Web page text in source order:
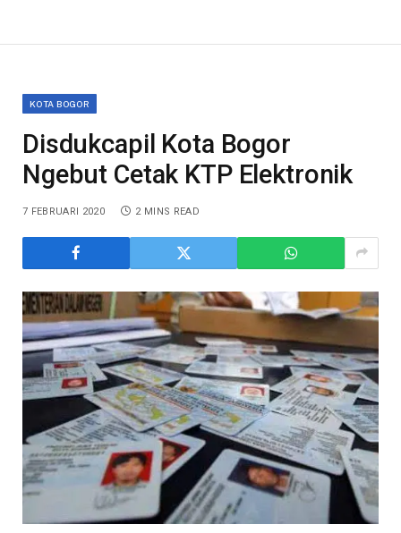
KOTA BOGOR
Disdukcapil Kota Bogor
Ngebut Cetak KTP Elektronik
7 FEBRUARI 2020 2 MINS READ